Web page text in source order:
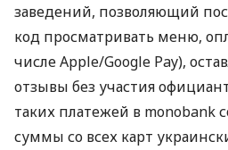
заведений, позволяющий
код просматривать меню,
числе Apple/Google Pay),
отзывы без участия
таких платежей в monobank
суммы со всех карт